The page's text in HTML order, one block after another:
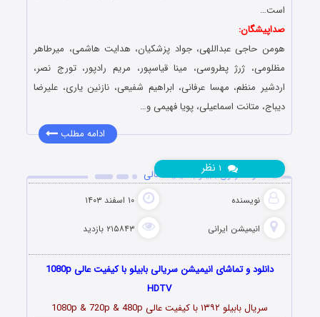
است…
صداپیشگان:
هومن حاجی عبداللهی، جواد پزشکیان، هدایت هاشمی، میرطاهر
مظلومی، ژرژ پطروسی، مینا قیاسپور، مریم رادپور، تورج نصر،
اردشیر منظم، مهسا عرفانی، ابراهیم شفیعی، نازنین یاری، علیرضا
دیباج، متانت اسماعیلی، پویا فهیمی و…
ادامه مطلب
دانلود کارتون بابیلو با کیفیت عالی
نویسنده ۱۰ اسفند ۱۴۰۳
انیمیشن ایرانی ۲۱۵۸۴۳ بازدید
نظر
دانلود و تماشای انیمیشن سریالی بابیلو با کیفیت عالی 1080p
HDTV
سریال بابیلو ۱۳۹۲ با کیفیت عالی 1080p & 720p & 480p